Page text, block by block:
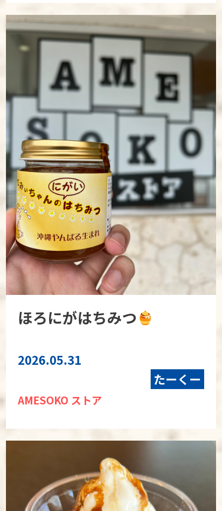
ほろにがはちみつ
2026.05.31
たーくー
AMESOKO ストア